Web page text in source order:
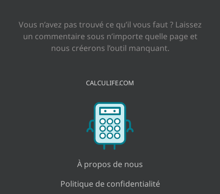
Vous n’avez pas trouvé ce qu’il vous faut ? Laissez
un commentaire sous n’importe quelle page et
nous créerons l’outil manquant.
CALCULIFE.COM
À propos de nous
Politique de confidentialité